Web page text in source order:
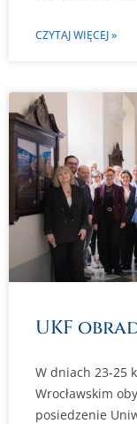
CZYTAJ WIĘCEJ »
UKF
W dniach 23-25
Wrocławskim
posiedzenie